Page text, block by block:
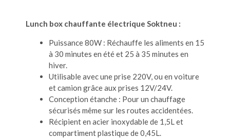
Lunch box chauffante électrique Soktneu :
Puissance 80W : Réchauffe les aliments en 15
à 30 minutes en été et 25 à 35 minutes en
hiver.
Utilisable avec une prise 220V, ou en voiture
et camion grâce aux prises 12V/24V.
Conception étanche : Pour un chauffage
sécurisés même sur les routes accidentées.
Récipient en acier inoxydable de 1,5L et
compartiment plastique de 0,45L.